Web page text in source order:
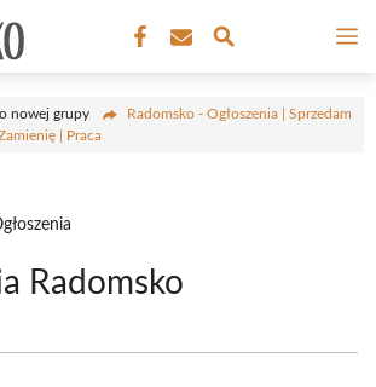
nowej grupy
Radomsko - Ogłoszenia | Sprzedam
| Praca
Radomsko